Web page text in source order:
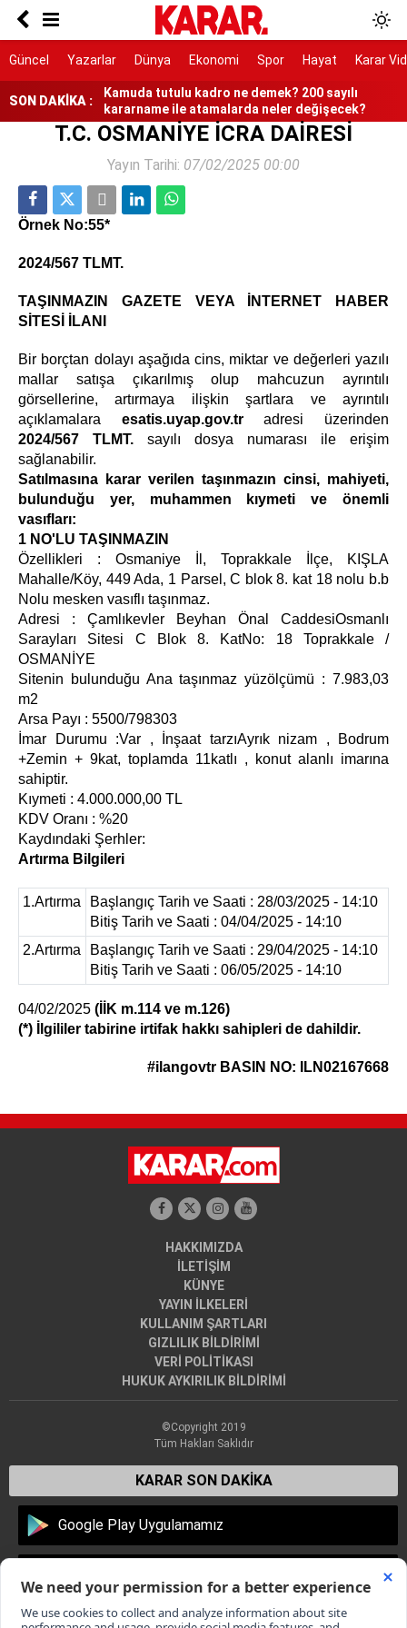
Güncel Yazarlar Dünya Ekonomi Spor Hayat Karar
SON DAKİKA :
Kuşadası Belediye Başkanı Günel'den
operasyon açıklaması
düşecek
Kamuda tutulu kadro ne demek? 200 sayılı
kararname ile atamalarda neler değişecek?
Görme engelli genç metro raylarına düştü
“Çerçeve yasa” yarın görüşülecek
T.C. OSMANİYE İCRA DAİRESİ
Yayın Tarihi: 07/02/2025 00:00
Örnek No:55*
2024/567 TLMT.
TAŞINMAZIN GAZETE VEYA İNTERNET HABER
SİTESİ İLANI
Bir borçtan dolayı aşağıda cins, miktar ve değerleri yazılı
mallar satışa çıkarılmış olup mahcuzun ayrıntılı
görsellerine, artırmaya ilişkin şartlara ve ayrıntılı
açıklamalara esatis.uyap.gov.tradresi üzerinden
2024/567 TLMT. sayılı dosya numarası ile erişim
sağlanabilir.
Satılmasına karar verilen taşınmazın cinsi, mahiyeti,
bulunduğu yer, muhammen kıymeti ve önemli
vasıfları:
1 NO'LU TAŞINMAZIN
Özellikleri : Osmaniye İl, Toprakkale İlçe, KIŞLA
Mahalle/Köy, 449 Ada, 1 Parsel, C blok 8. kat 18 nolu b.b
Nolu mesken vasıflı taşınmaz.
Adresi : Çamlıkevler Beyhan Önal CaddesiOsmanlı
Sarayları Sitesi C Blok 8. KatNo: 18 Toprakkale /
OSMANİYE
Sitenin bulunduğu Ana taşınmaz yüzölçümü : 7.983,03
m2
Arsa Payı : 5500/798303
İmar Durumu :Var , İnşaat tarzıAyrık nizam , Bodrum
+Zemin + 9kat, toplamda 11katlı , konut alanlı imarına
sahiptir.
Kıymeti : 4.000.000,00 TL
KDV Oranı : %20
Kaydındaki Şerhler:
Artırma Bilgileri
1.Artırma
Başlangıç Tarih ve Saati : 28/03/2025 - 14:10
Bitiş Tarih ve Saati : 04/04/2025 - 14:10
2.Artırma
Başlangıç Tarih ve Saati : 29/04/2025 - 14:10
Bitiş Tarih ve Saati : 06/05/2025 - 14:10
04/02/2025 (İİK m.114 ve m.126)
(*) İlgililer tabirine irtifak hakkı sahipleri de dahildir.
#ilangovtr BASIN NO: ILN02167668
HAKKIMIZDA
İLETİŞİM
KÜNYE
YAYIN İLKELERİ
KULLANIM ŞARTLARI
GIZLILIK BİLDİRİMİ
VERİ POLİTİKASI
HUKUK AYKIRILIK BİLDİRİMİ
©Copyright 2019
Tüm Hakları Saklıdır
KARAR SON DAKİKA
Google Play Uygulamamız